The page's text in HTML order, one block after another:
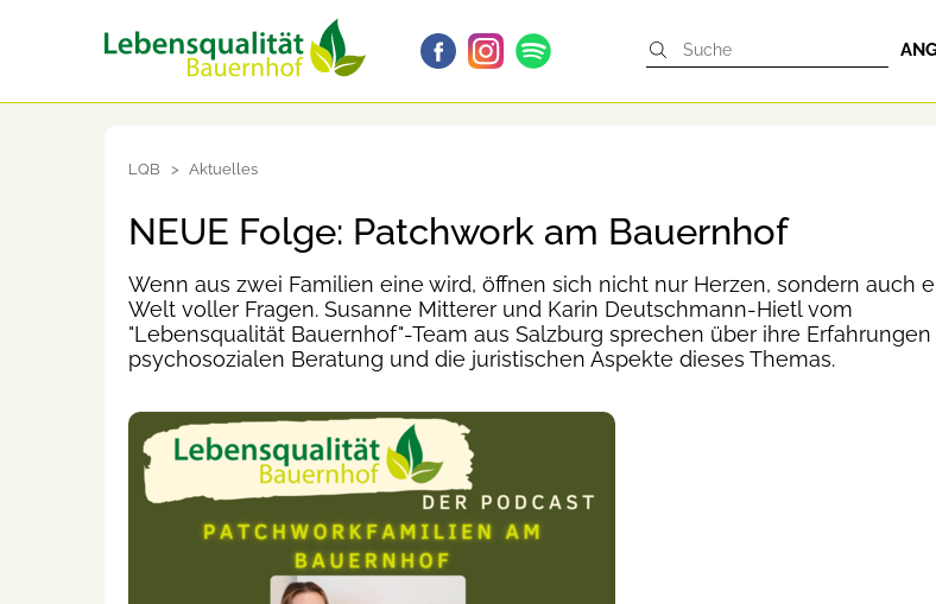
LQB Aktuelles
NEUE Folge: Patchwork am Bauernhof
Wenn aus zwei Familien eine wird, öffnen sich nicht nur Herzen, sondern auch
Welt voller Fragen. Susanne Mitterer und Karin Deutschmann-Hietl vom
"Lebensqualität Bauernhof"-Team aus Salzburg sprechen über ihre
psychosozialen Beratung und die juristischen Aspekte dieses Themas.